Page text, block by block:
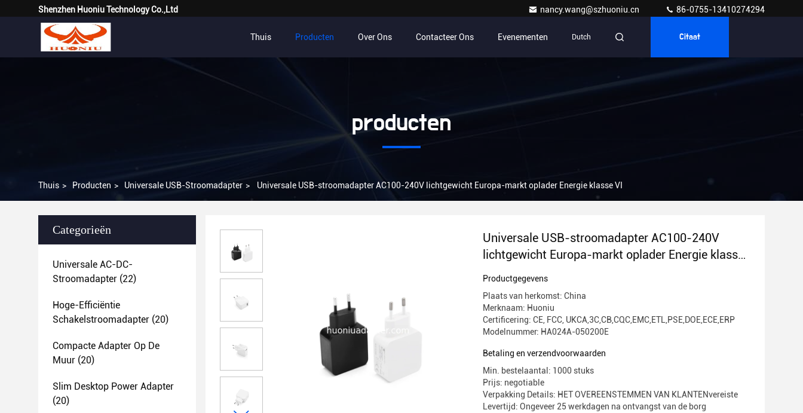
Shenzhen Huoniu Technology Co.,Ltd nancy.wang@szhuoniu.cn 86-0755-13410274294
Thuis Producten Over Ons Contacteer Ons Evenementen Dutch Citaat
producten
Thuis > Producten > Universale USB-Stroomadapter > Universale USB-stroomadapter AC100-240V lichtgewicht Europa-markt oplader Energie klasse VI
Categorieën
Universale AC-DC-
Stroomadapter (22)
Hoge-Efficiëntie
Schakelstroomadapter (20)
Compacte Adapter Op De
Muur (20)
Slim Desktop Power Adapter
(20)
Universale USB-stroomadapter AC100-240V
lichtgewicht Europa-markt oplader Energie klasse
VI
Productgegevens
Plaats van herkomst: China
Merknaam: Huoniu
Certificering: CE, FCC, UKCA,3C,CB,CQC,EMC,ETL,PSE,DOE,ECE,ERP
Modelnummer: HA024A-050200E
Betaling en verzendvoorwaarden
Min. bestelaantal: 1000 stuks
Prijs: negotiable
Verpakking Details: HET OVEREENSTEMMEN VAN KLANTENvereiste
Levertijd: Ongeveer 25 werkdagen na ontvangst van de borg